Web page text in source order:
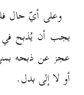
وعلى أيّ حال
يجب أن يُذبح في
عجز عن ذبحه
أو لا إلى بدل.